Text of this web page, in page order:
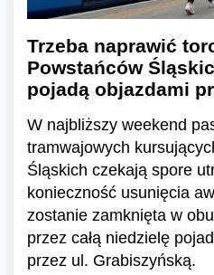
Trzeba naprawić
Powstańców
pojadą objazdami
W najbliższy weekend
tramwajowych
Śląskich czekają spore
konieczność usunięcia
zostanie zamknięta w
przez całą niedzielę
przez ul. Grabiszyńską.